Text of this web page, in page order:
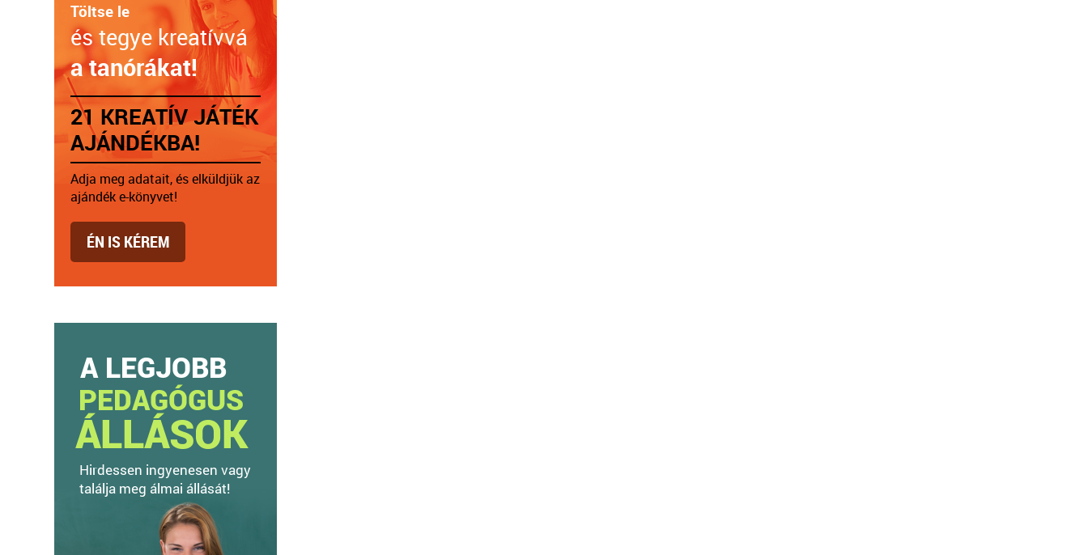
Töltse le
és tegye kreatívvá
a tanórákat!
21 KREATÍV JÁTÉK
AJÁNDÉKBA!
Adja meg adatait, és elküldjük az
ajándék e-könyvet!
ÉN IS KÉREM